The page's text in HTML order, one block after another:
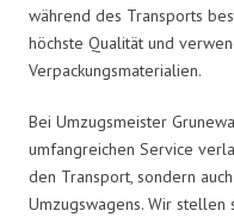
während des Transports
höchste Qualität und
Verpackungsmaterialien.
Bei Umzugsmeister
umfangreichen Service
den Transport, sondern
Umzugswagens. Wir